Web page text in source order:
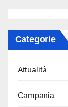
Categorie
Attualità
Campania